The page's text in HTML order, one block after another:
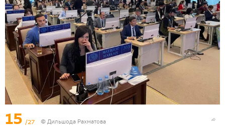
15 /27 © Дильшода Рахматова